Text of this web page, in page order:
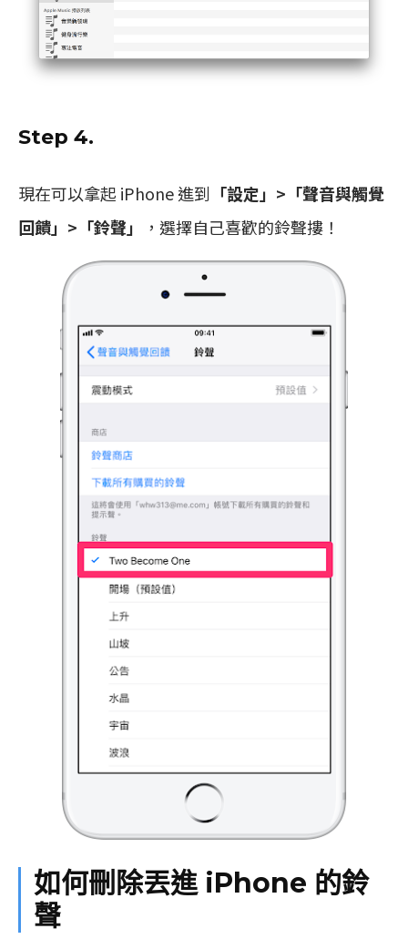
Step 4.
現在可以拿起 iPhone 進到 「設定」>「聲音與觸覺
回饋」>「鈴聲」
，選擇自己喜歡的鈴聲摟！
如何刪除丟進 iPhone 的鈴
聲